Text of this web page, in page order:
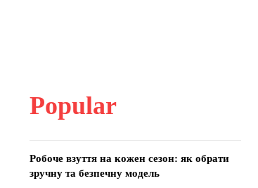
Popular
Робоче взуття на кожен сезон: як обрати
зручну та безпечну модель